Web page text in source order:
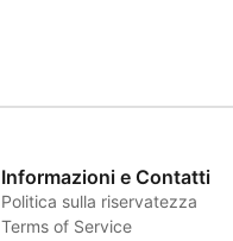
Informazioni e Contatti
Politica sulla riservatezza
Terms of Service